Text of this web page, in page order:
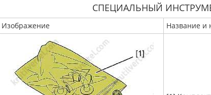
СПЕЦИАЛЬНЫЙ
Изображение Название и